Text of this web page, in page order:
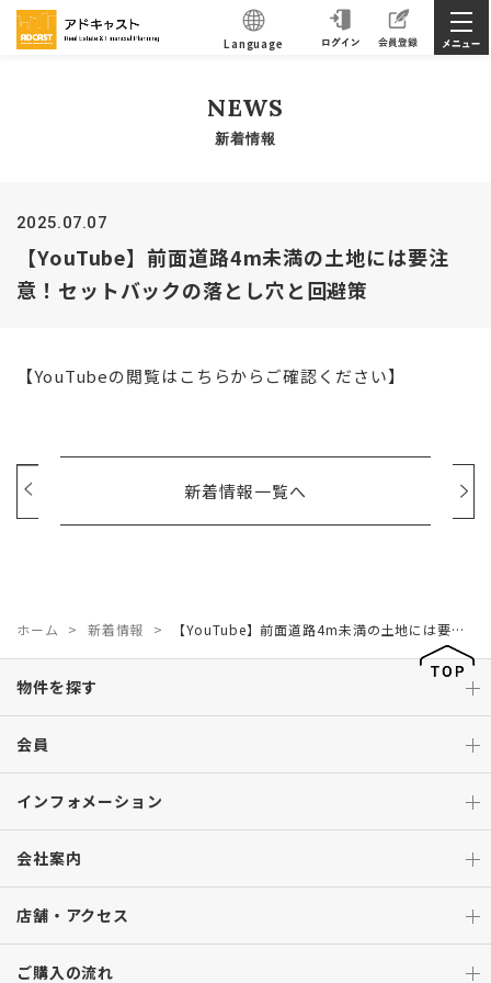
Language
NEWS
新着情報
2025.07.07
【YouTube】前面道路4m未満の土地には要注
意！セットバックの落とし穴と回避策
【YouTubeの閲覧はこちらからご確認ください】
新着情報一覧へ
ホーム 新着情報 【YouTube】前面道路4m未満の土地には要注意！セットバックの落とし穴と回避策
物件を探す
会員
インフォメーション
会社案内
店舗・アクセス
ご購入の流れ